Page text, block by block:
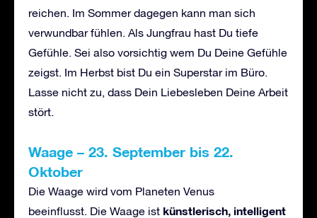
reichen. Im Sommer dagegen kann man sich
verwundbar fühlen. Als Jungfrau hast Du tiefe
Gefühle. Sei also vorsichtig wem Du Deine Gefühle
zeigst. Im Herbst bist Du ein Superstar im Büro.
Lasse nicht zu, dass Dein Liebesleben Deine Arbeit
stört.
Waage – 23. September bis 22.
Oktober
Die Waage wird vom Planeten Venus
beeinflusst. Die Waage ist künstlerisch, intelligent